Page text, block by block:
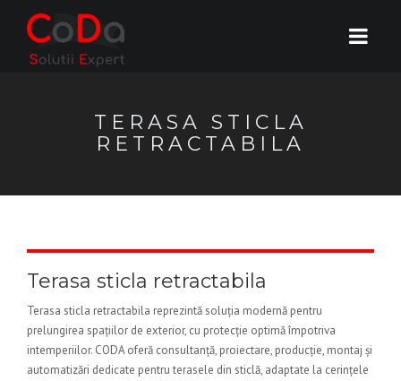
TERASA STICLA
RETRACTABILA
Terasa sticla retractabila
Terasa sticla retractabila reprezintă soluția modernă pentru
prelungirea spațiilor de exterior, cu protecție optimă împotriva
intemperiilor. CODA oferă consultanță, proiectare, producție, montaj și
automatizări dedicate pentru terasele din sticlă, adaptate la cerințele